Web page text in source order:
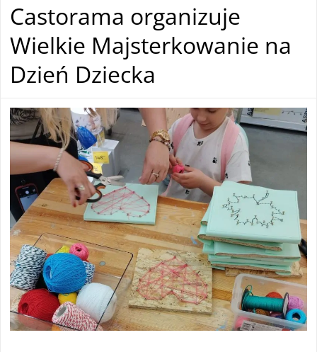
Castorama organizuje
Wielkie Majsterkowanie na
Dzień Dziecka